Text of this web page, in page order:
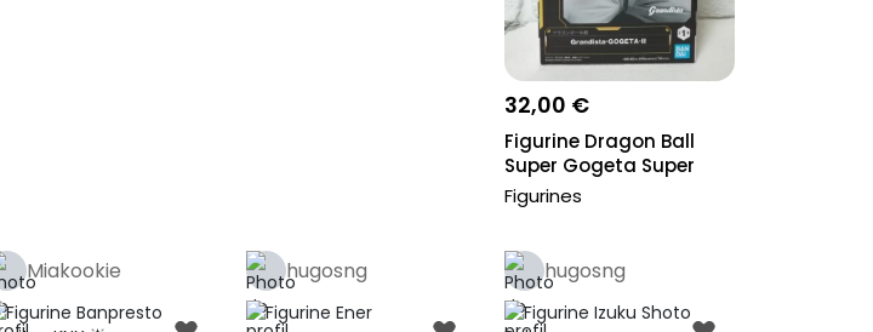
32,00 €
Figurine Dragon Ball
Super Gogeta Super
Saiyan Blu...
Figurines
Miakookie hugosng hugosng